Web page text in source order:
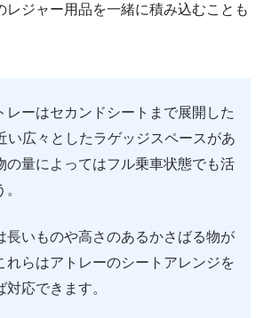
レジャー用品を一緒に積み込むことも
レーはセカンドシートまで展開した
い広々としたラゲッジスペースがあ
の量によってはフル乗車状態でも活
長いものや高さのあるかさばる物が
れらはアトレーのシートアレンジを
応できます。